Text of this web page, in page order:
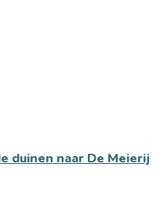
duinen naar De Meierij